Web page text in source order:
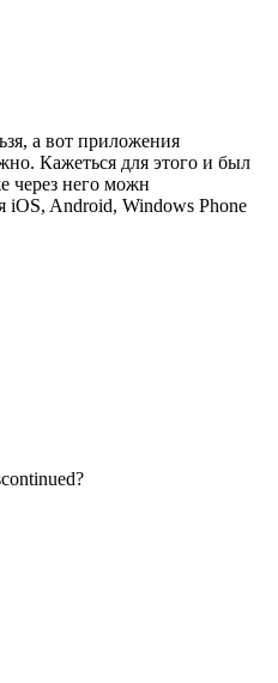
а вот приложения
Кажеться для этого и был
через него можн
iOS, Android, Windows Phone